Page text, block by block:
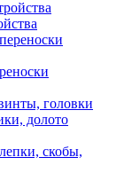
головки
долото
скобы,